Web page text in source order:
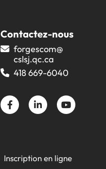
Contactez-nous
forgescom@​
cslsj.qc.ca
418 669-6040
Inscription en ligne